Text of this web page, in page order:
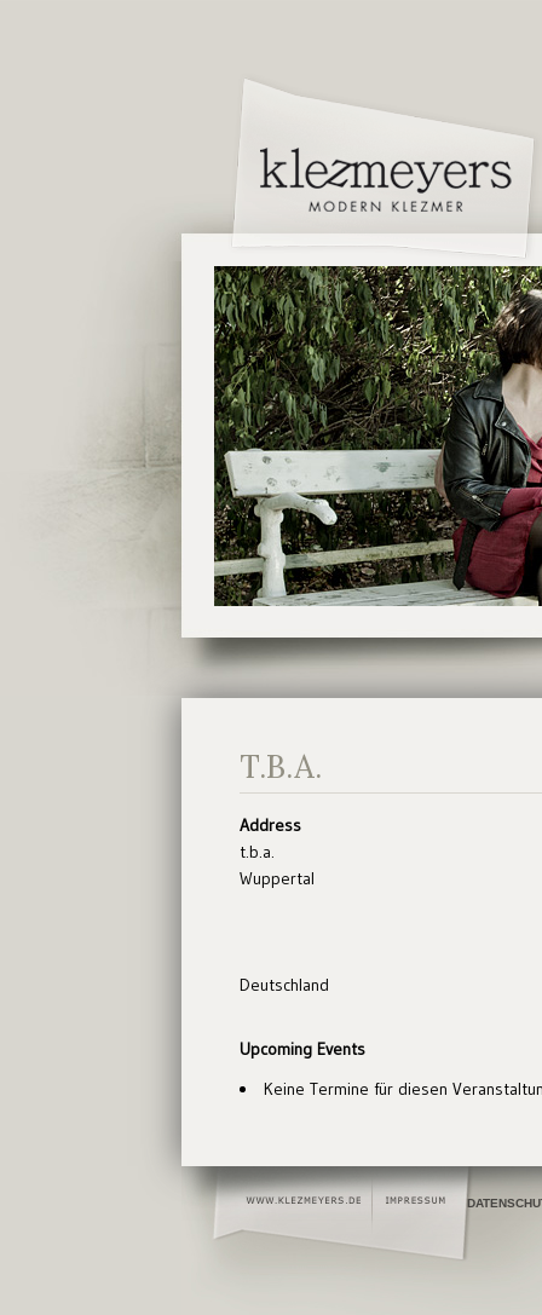
T.B.A.
Address
t.b.a.
Wuppertal
Deutschland
Upcoming Events
Keine Termine für diesen